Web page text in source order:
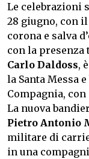
Le celebrazioni
28 giugno, con
corona e salva
con la
Carlo Daldoss,
la Santa Messa
Compagnia, con
La nuova
Pietro Antonio
militare di
in una